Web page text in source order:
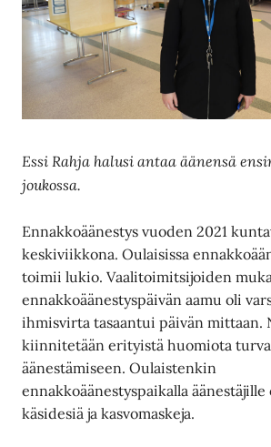
Essi Rahja halusi antaa äänensä
joukossa.
Ennakkoäänestys vuoden 2021
keskiviikkona. Oulaisissa
toimii lukio. Vaalitoimitsijoiden
ennakkoäänestyspäivän aamu oli
ihmisvirta tasaantui päivän mittaan.
kiinnitetään erityistä huomiota
äänestämiseen. Oulaistenkin
ennakkoäänestyspaikalla äänestäjille
käsidesiä ja kasvomaskeja.